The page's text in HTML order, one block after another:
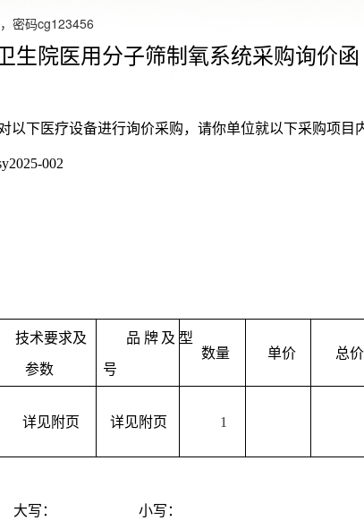
密码cg123456
生院医用分子筛制氧系统采购询价函
以下医疗设备进行询价采购，请你单位就以下采购项目
5-002
技术要求及
参数
品牌及型
号
数量 单价 总价
详见附页 详见附页 1
大写： 小写：